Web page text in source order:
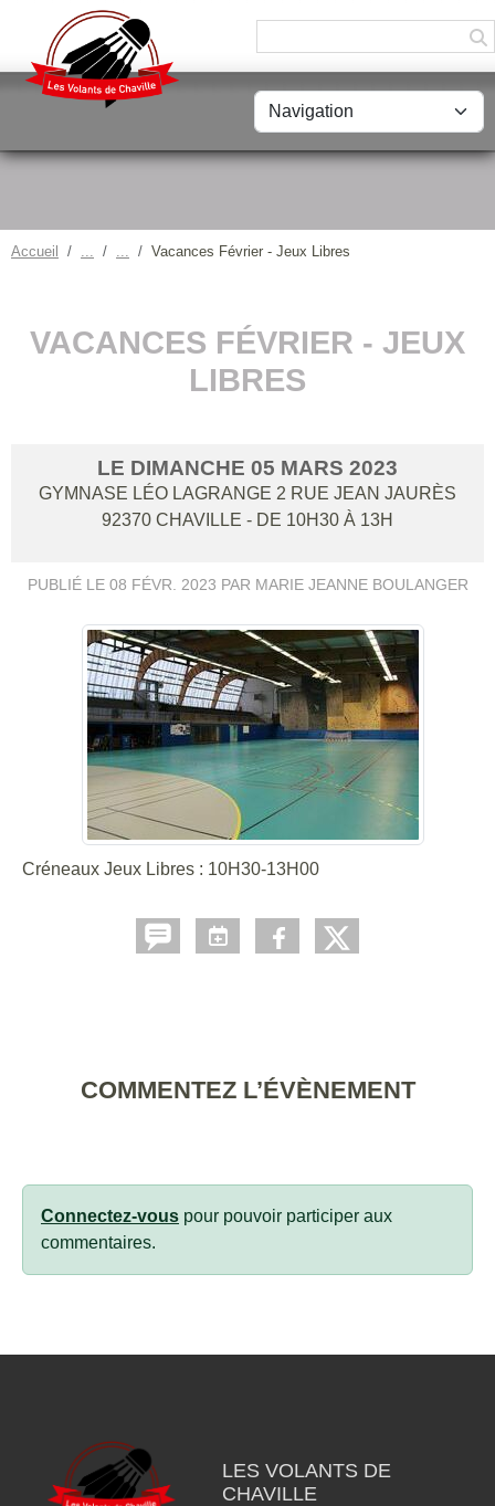
Accueil Vacances Février - Jeux Libres
VACANCES FÉVRIER - JEUX
LIBRES
LE DIMANCHE 05 MARS 2023
GYMNASE LÉO LAGRANGE 2 RUE JEAN JAURÈS
92370 CHAVILLE - DE 10H30 À 13H
PUBLIÉ LE 08 FÉVR. 2023 PAR MARIE JEANNE BOULANGER
Créneaux Jeux Libres : 10H30-13H00
COMMENTEZ L’ÉVÈNEMENT
Connectez-vous pour pouvoir participer aux
commentaires.
LES VOLANTS DE
CHAVILLE
Panneau de gestion des cookies